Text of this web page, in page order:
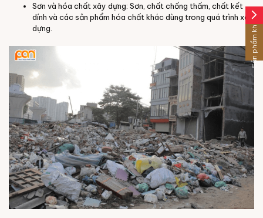
Sơn và hóa chất xây dựng: Sơn, chất chống thấm, chất kết
dính và các sản phẩm hóa chất khác dùng trong quá trình xây
dựng.
arrow_forward_ios
Sản phẩm khác